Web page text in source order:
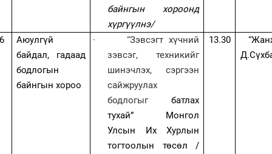
байнгын хороонд
хүргүүлнэ/
6
Аюулгүй
байдал, гадаад
бодлогын
байнгын хороо
·
“Зэвсэгт хүчний
зэвсэг, техникийг
шинэчлэх, сэргээн
сайжруулах
бодлогыгбатлах
тухай”
Монгол
Улсын Их Хурлын
тогтоолын
төсөл/
13.30